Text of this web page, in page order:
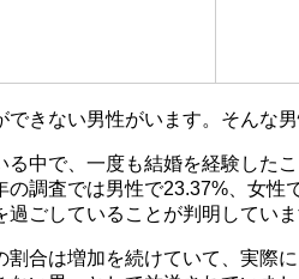
できない男性がいます。そんな
る中で、一度も結婚を経験した
の調査では男性で23.37%、女性
ごしていることが判明していま
割合は増加を続けていて、実際